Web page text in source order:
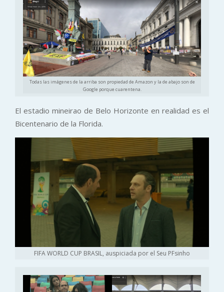
Todas las imágenes de la arriba son propiedad de Amazon y la de abajo son de
Google porque cuarentena.
El estadio mineirao de Belo Horizonte en realidad es el
Bicentenario de la Florida.
FIFA WORLD CUP BRASIL, auspiciada por el Seu PFsinho